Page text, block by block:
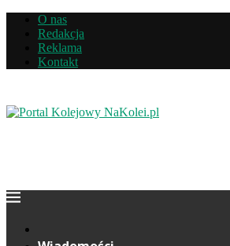
O nas
Redakcja
Reklama
Kontakt